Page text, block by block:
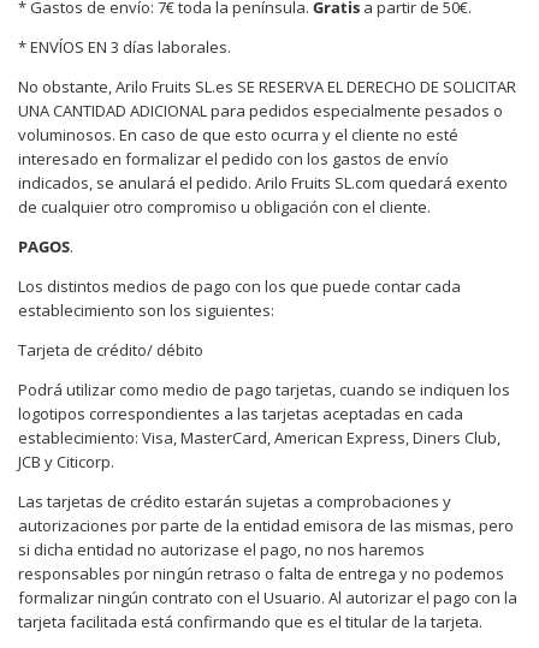
* Gastos de envío: 7€ toda la península. Gratis a partir de 50€.
* ENVÍOS EN 3 días laborales.
No obstante, Arilo Fruits SL.es SE RESERVA EL DERECHO DE SOLICITAR
UNA CANTIDAD ADICIONAL para pedidos especialmente pesados o
voluminosos. En caso de que esto ocurra y el cliente no esté
interesado en formalizar el pedido con los gastos de envío
indicados, se anulará el pedido. Arilo Fruits SL.com quedará exento
de cualquier otro compromiso u obligación con el cliente.
PAGOS.
Los distintos medios de pago con los que puede contar cada
establecimiento son los siguientes:
Tarjeta de crédito/ débito
Podrá utilizar como medio de pago tarjetas, cuando se indiquen los
logotipos correspondientes a las tarjetas aceptadas en cada
establecimiento: Visa, MasterCard, American Express, Diners Club,
JCB y Citicorp.
Las tarjetas de crédito estarán sujetas a comprobaciones y
autorizaciones por parte de la entidad emisora de las mismas, pero
si dicha entidad no autorizase el pago, no nos haremos
responsables por ningún retraso o falta de entrega y no podemos
formalizar ningún contrato con el Usuario. Al autorizar el pago con la
tarjeta facilitada está confirmando que es el titular de la tarjeta.